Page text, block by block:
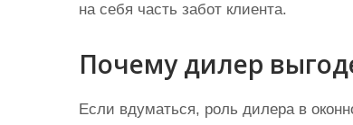
на себя часть забот клиента.
Почему дилер
Если вдуматься, роль дилера в